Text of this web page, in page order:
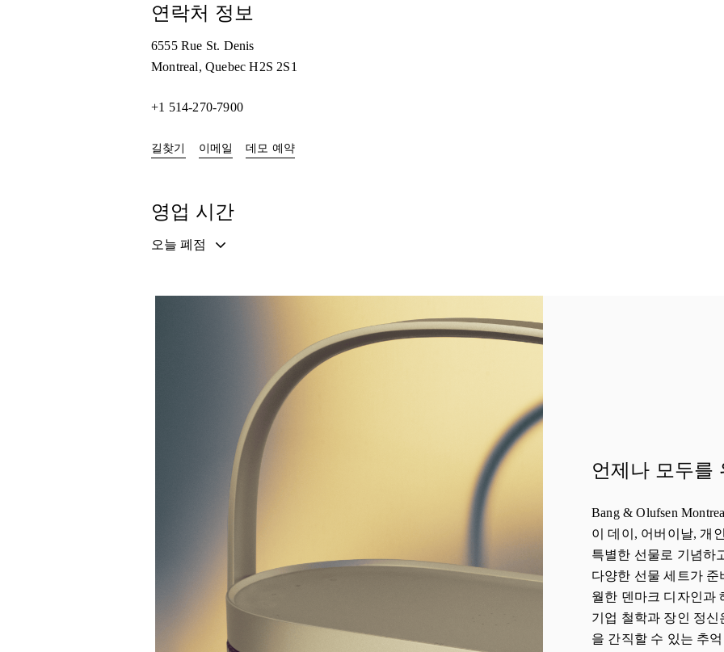
연락처 정보
6555 Rue St. Denis
Montreal, Quebec H2S 2S1
+1 514-270-7900
길찾기 Link Opens in New Tab
이메일 데모 예약Link Opens in New Tab
영업 시간
오늘 폐점
언제나 모두를
Bang & Olufsen
이 데이, 어버이날, 개
특별한 선물로 기념하
다양한 선물 세트가
월한 덴마크 디자인과
기업 철학과 장인 정
을 간직할 수 있는 추